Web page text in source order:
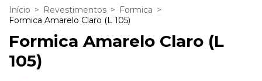
Início > Revestimentos > Formica >
Formica Amarelo Claro (L 105)
Formica Amarelo Claro (L
105)